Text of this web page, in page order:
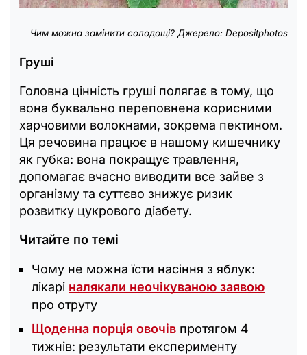
Чим можна замінити солодощі? Джерело: Depositphotos
Груші
Головна цінність груші полягає в тому, що
вона буквально переповнена корисними
харчовими волокнами, зокрема пектином.
Ця речовина працює в нашому кишечнику
як губка: вона покращує травлення,
допомагає вчасно виводити все зайве з
організму та суттєво знижує ризик
розвитку цукрового діабету.
Читайте по темі
Чому не можна їсти насіння з яблук:
лікарі налякали неочікуваною заявою
про отруту
Щоденна порція овочів протягом 4
тижнів: результати експерименту